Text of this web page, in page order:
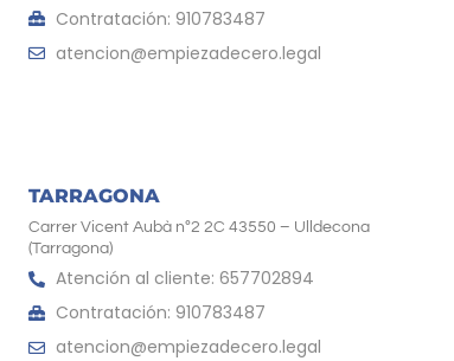
Contratación: 910783487
atencion@empiezadecero.legal
TARRAGONA
Carrer Vicent Aubà nº2 2C 43550 – Ulldecona
(Tarragona)
Atención al cliente: 657702894
Contratación: 910783487
atencion@empiezadecero.legal